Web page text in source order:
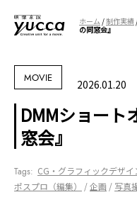
ホーム /制作実績
の同窓会』
MOVIE 2026.01.20
DMMショート
窓会』
CG・グラフィックデザイ
ポスプロ（編集）
企画 写真